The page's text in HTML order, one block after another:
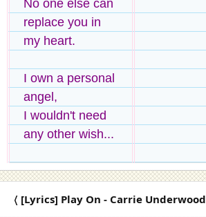
No one else can
replace you in
my heart.
I own a personal
angel,
I wouldn't need
any other wish...
〈 [Lyrics] Play On - Carrie Underwood